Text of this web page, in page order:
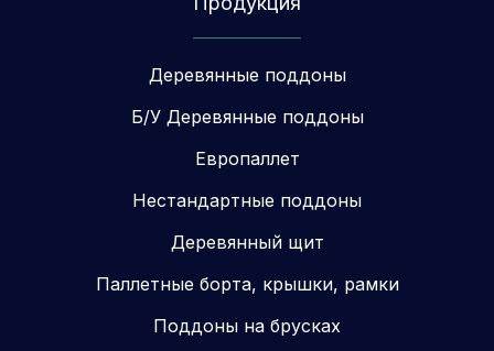
Деревянные поддоны
Б/У Деревянные поддоны
Европаллет
Нестандартные поддоны
Деревянный щит
Паллетные борта, крышки, рамки
Поддоны на брусках